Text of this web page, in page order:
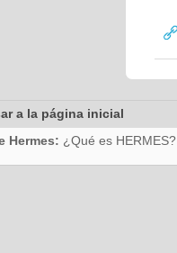
a la página inicial
Hermes: ¿Qué es HERMES?